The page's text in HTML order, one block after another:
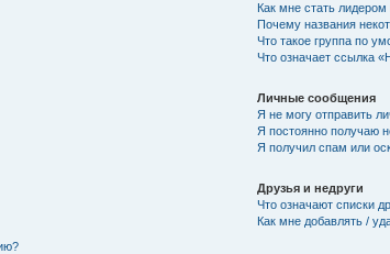
Как мне стать лидером
Почему названия
Что такое группа по
Что означает ссылка
Личные сообщения
Я не могу отправить
Я постоянно получаю
Я получил спам или
Друзья и недруги
Что означают списки
Как мне добавлять /